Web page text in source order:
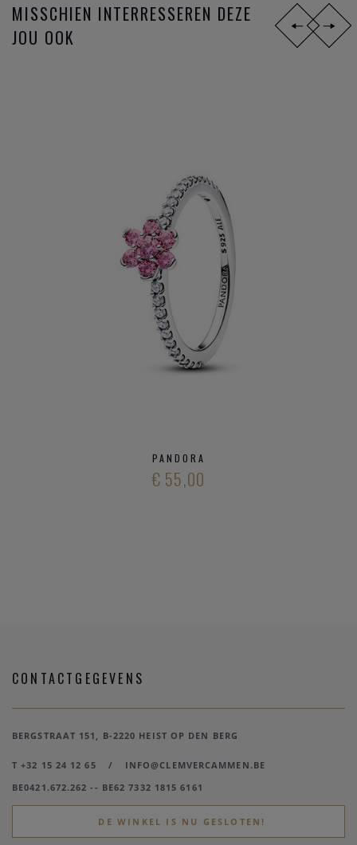
MISSCHIEN INTERRESSEREN DEZE
JOU OOK
PANDORA
€ 55,00
CONTACTGEGEVENS
BERGSTRAAT 151, B-2220 HEIST OP DEN BERG
T +32 15 24 12 65 /
INFO@CLEMVERCAMMEN.BE
BE0421.672.262 -- BE62 7332 1815 6161
DE WINKEL IS NU GESLOTEN!